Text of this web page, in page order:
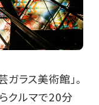
ラス美術館」。
クルマで20分